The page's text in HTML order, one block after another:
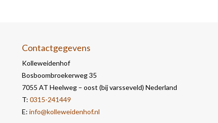
Contactgegevens
Kolleweidenhof
Bosboombroekerweg 35
7055 AT Heelweg – oost (bij varsseveld) Nederland
T: 0315-241449
E: info@kolleweidenhof.nl